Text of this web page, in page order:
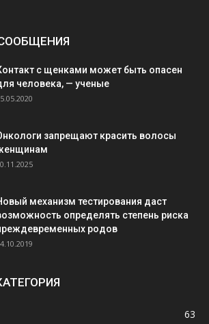
с щенками может быть опасен
человека, — ученые
запрещают красить волосы
механизм тестирования даст
определять степень риска
родов
63